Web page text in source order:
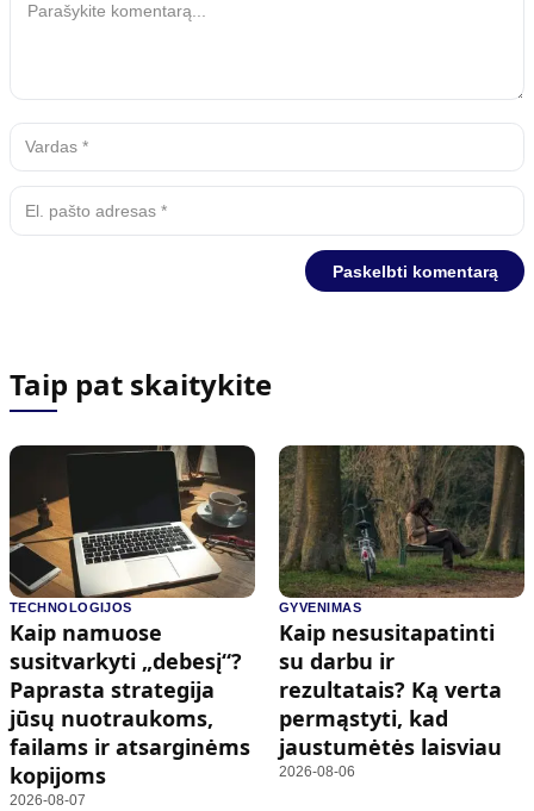
Taip pat skaitykite
TECHNOLOGIJOS
Kaip namuose
susitvarkyti „debesį“?
Paprasta strategija
jūsų nuotraukoms,
failams ir atsarginėms
kopijoms
2026-08-07
GYVENIMAS
Kaip nesusitapatinti
su darbu ir
rezultatais? Ką verta
permąstyti, kad
jaustumėtės laisviau
2026-08-06